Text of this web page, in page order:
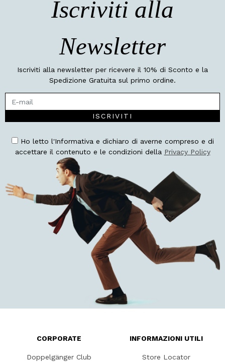
Iscriviti alla
Newsletter
Iscriviti alla newsletter per ricevere il 10% di Sconto e la
Spedizione Gratuita sul primo ordine.
ISCRIVITI
Ho letto l'Informativa e dichiaro di averne compreso e di
accettare il contenuto e le condizioni della Privacy Policy
CORPORATE
Doppelgänger Club
INFORMAZIONI UTILI
Store Locator